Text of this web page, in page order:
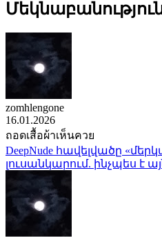
zomhlengone
16.01.2026
ถอดเสื้อผ้าเห็นควย
DeepNude հավելվածը
լուսանկարում. ինչպես է